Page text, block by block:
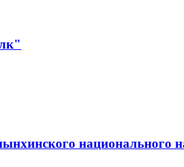
национального